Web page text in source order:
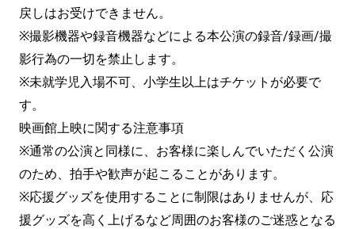
戻しはお受けできません。
※撮影機器や録音機器などによる本公演の録音/録画/撮
影行為の一切を禁止します。
※未就学児入場不可、小学生以上はチケットが必要で
す。
映画館上映に関する注意事項
※通常の公演と同様に、お客様に楽しんでいただく公演
のため、拍手や歓声が起こることがあります。
※応援グッズを使用することに制限はありませんが、応
援グッズを高く上げるなど周囲のお客様のご迷惑となる